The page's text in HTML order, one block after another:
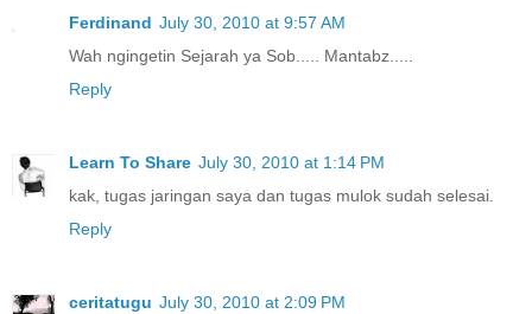
Ferdinand July 30, 2010 at 9:57 AM
Wah ngingetin Sejarah ya Sob..... Mantabz.....
Reply
Learn To Share July 30, 2010 at 1:14 PM
kak, tugas jaringan saya dan tugas mulok sudah selesai.
Reply
ceritatugu July 30, 2010 at 2:09 PM